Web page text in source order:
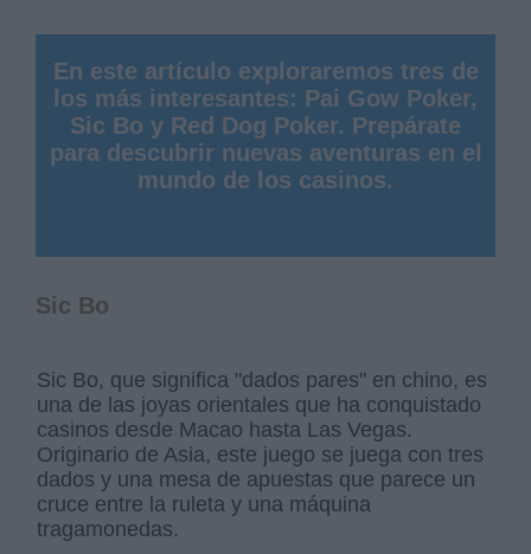
En este artículo exploraremos tres de
los más interesantes: Pai Gow Poker,
Sic Bo y Red Dog Poker. Prepárate
para descubrir nuevas aventuras en el
mundo de los casinos.
Sic Bo
Sic Bo, que significa "dados pares" en chino, es
una de las joyas orientales que ha conquistado
casinos desde Macao hasta Las Vegas.
Originario de Asia, este juego se juega con tres
dados y una mesa de apuestas que parece un
cruce entre la ruleta y una máquina
tragamonedas.